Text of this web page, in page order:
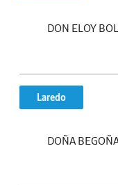
DON ELOY
Laredo
DOÑA